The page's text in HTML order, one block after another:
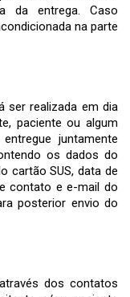
da entrega. Caso
na parte
ser realizada em dia
paciente ou algum
juntamente
os dados do
cartão SUS, data de
contato e e-mail do
posterior envio do
dos contatos